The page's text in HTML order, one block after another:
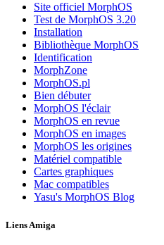
Site officiel MorphOS
Test de MorphOS 3.20
Installation
Bibliothèque MorphOS
Identification
MorphZone
MorphOS.pl
Bien débuter
MorphOS l'éclair
MorphOS en revue
MorphOS en images
MorphOS les origines
Matériel compatible
Cartes graphiques
Mac compatibles
Yasu's MorphOS Blog
Liens Amiga